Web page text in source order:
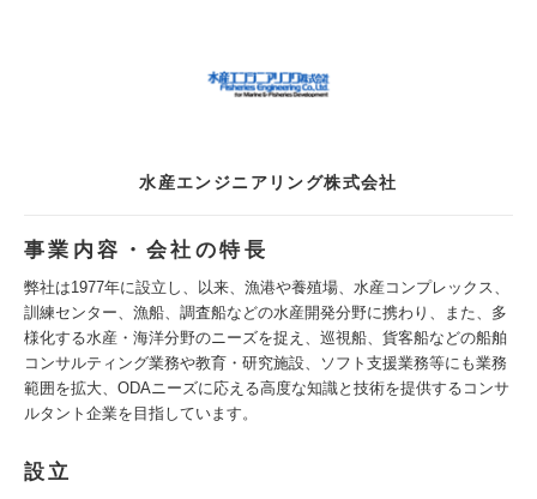
水産エンジニアリング株式会社
事業内容・会社の特長
弊社は1977年に設立し、以来、漁港や養殖場、水産コンプレックス、
訓練センター、漁船、調査船などの水産開発分野に携わり、また、多
様化する水産・海洋分野のニーズを捉え、巡視船、貨客船などの船舶
コンサルティング業務や教育・研究施設、ソフト支援業務等にも業務
範囲を拡大、ODAニーズに応える高度な知識と技術を提供するコンサ
ルタント企業を目指しています。
設立